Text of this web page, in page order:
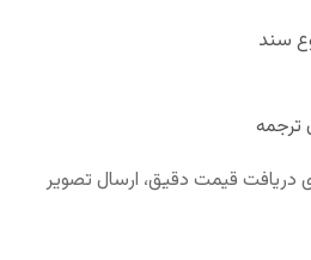
سند
ترجمه
دریافت قیمت دقیق، ارسال تصویر